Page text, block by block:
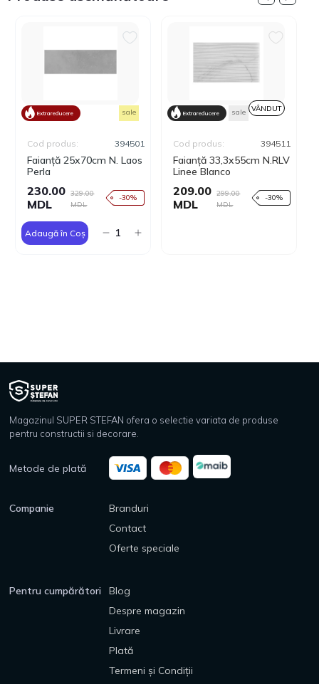
Extrareducere sale
Faianță 25x70cm N. Laos
Perla
Cod produs: 394501
230.00
MDL
329.00
MDL
-30%
Adaugă în Coș
Extrareducere sale VÂNDUT
Faianță 33,3x55cm N.RLV
Linee Blanco
Cod produs: 394511
209.00
MDL
299.00
MDL
-30%
Magazinul SUPER STEFAN ofera o selectie variata de produse
pentru constructii si decorare.
Metode de plată
Companie
Branduri
Contact
Oferte speciale
Pentru cumpărători
Blog
Despre magazin
Livrare
Plată
Termeni și Condiții